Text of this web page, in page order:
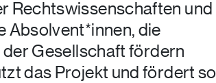
Rechtswissenschaften und
Absolvent*innen, die
Gesellschaft fördern
das Projekt und fördert so